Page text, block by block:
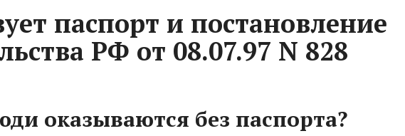
паспорт и постановление
РФ от 08.07.97 N 828
оказываются без паспорта?